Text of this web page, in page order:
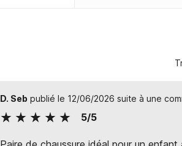
D. Seb publié le 12/06/2026 suite à une
5/5